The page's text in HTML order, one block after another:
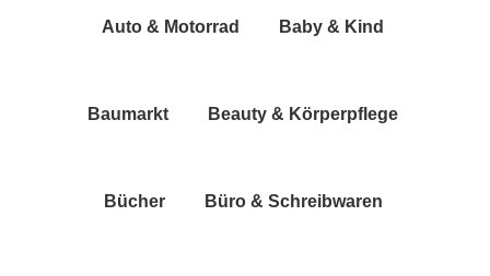
Auto & Motorrad Baby & Kind
Bau­markt Beau­ty & Körperpflege
Bücher Büro & Schreibwaren